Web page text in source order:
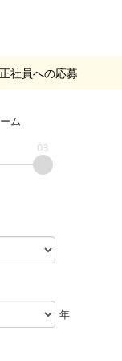
社員への応募
ム
03
年